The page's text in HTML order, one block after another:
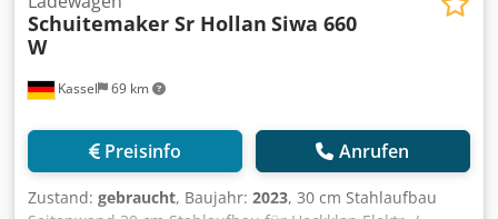
Kassel 69 km
Schuitemaker Sr Hollan Siwa 660
W
Preisinfo Anrufen
Zustand: gebraucht, Baujahr: 2023, 30 cm Stahlaufbau